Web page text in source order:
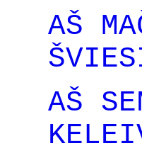
AŠ
AŠ